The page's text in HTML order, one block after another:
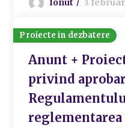
Ionut 3
Proiecte in dezbatere
Anunt +
privind